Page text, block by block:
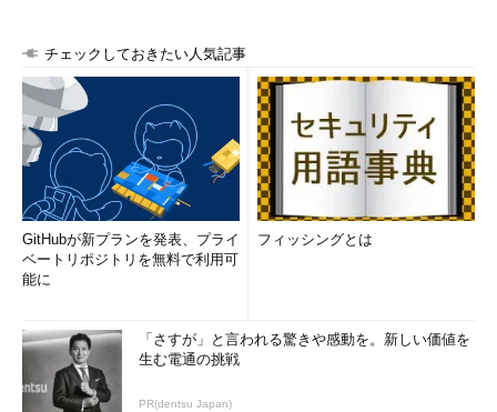
チェックしておきたい人気記事
GitHubが新プランを発表、プライ
ベートリポジトリを無料で利用可
能に
フィッシングとは
「さすが」と言われる驚きや感動を。新しい価値を
生む電通の挑戦
PR(dentsu Japan)